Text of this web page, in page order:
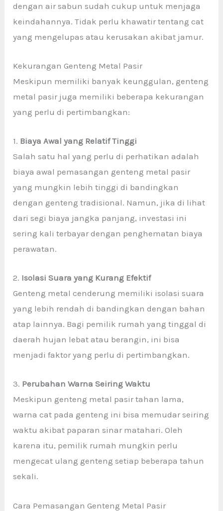
dengan air sabun sudah cukup untuk menjaga
keindahannya. Tidak perlu khawatir tentang cat
yang mengelupas atau kerusakan akibat jamur.
Kekurangan Genteng Metal Pasir
Meskipun memiliki banyak keunggulan, genteng
metal pasir juga memiliki beberapa kekurangan
yang perlu di pertimbangkan:
1. Biaya Awal yang Relatif Tinggi
Salah satu hal yang perlu di perhatikan adalah
biaya awal pemasangan genteng metal pasir
yang mungkin lebih tinggi di bandingkan
dengan genteng tradisional. Namun, jika di lihat
dari segi biaya jangka panjang, investasi ini
sering kali terbayar dengan penghematan biaya
perawatan.
2. Isolasi Suara yang Kurang Efektif
Genteng metal cenderung memiliki isolasi suara
yang lebih rendah di bandingkan dengan bahan
atap lainnya. Bagi pemilik rumah yang tinggal di
daerah hujan lebat atau berangin, ini bisa
menjadi faktor yang perlu di pertimbangkan.
3. Perubahan Warna Seiring Waktu
Meskipun genteng metal pasir tahan lama,
warna cat pada genteng ini bisa memudar seiring
waktu akibat paparan sinar matahari. Oleh
karena itu, pemilik rumah mungkin perlu
mengecat ulang genteng setiap beberapa tahun
sekali.
Cara Pemasangan Genteng Metal Pasir